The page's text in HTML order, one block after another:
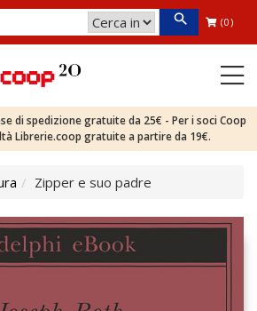
(0)
di spedizione gratuite da 25€ - Per i soci Coop
Librerie.coop gratuite a partire da 19€.
Zipper e suo padre